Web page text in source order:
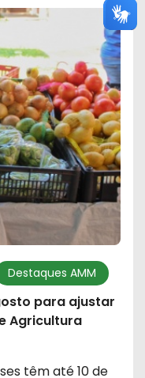
Destaques AMM
para ajustar
Agricultura
têm até 10 de